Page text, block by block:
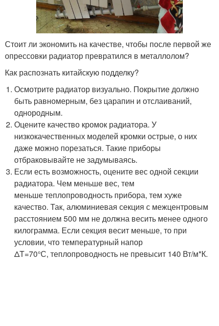
Стоит ли экономить на качестве, чтобы после первой же
опрессовки радиатор превратился в металлолом?
Как распознать китайскую подделку?
Осмотрите радиатор визуально. Покрытие должно
быть равномерным, без царапин и отслаиваний,
однородным.
Оцените качество кромок радиатора. У
низкокачественных моделей кромки острые, о них
даже можно порезаться. Такие приборы
отбраковывайте не задумываясь.
Если есть возможность, оцените вес одной секции
радиатора. Чем меньше вес, тем
меньше теплопроводность прибора, тем хуже
качество. Так, алюминиевая секция с межцентровым
расстоянием 500 мм не должна весить менее одного
килограмма. Если секция весит меньше, то при
условии, что температурный напор
ΔT=70°С, теплопроводность не превысит 140 Вт/м*К.